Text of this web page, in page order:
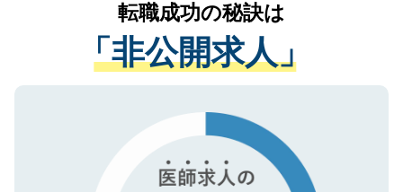
は、個人情報の取り扱いについての厳密な
管理基準を満たした事業者のみに付与され
る、プライバシーマークを取得済みです。
で、機密保持に関してもご安心ください。
経験をまじえながら、適切なアドバイスを
させていただきます。すぐにご転職をされ
ない方には、長期的なサポートが可能です
ので、まずはご登録ください。
転職成功の秘訣は
「非公開求人」